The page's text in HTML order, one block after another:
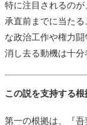
特に注目されるの
承直前までに当た
な政治工作や権力
消し去る動機は十分
この説を支持する根
第一の根拠は、『